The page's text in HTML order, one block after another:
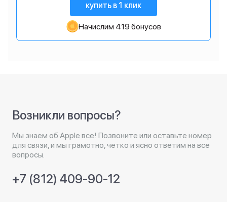
купить в 1 клик
Начислим 419 бонусов
Возникли вопросы?
Мы знаем об Apple все! Позвоните или оставьте номер
для связи, и мы грамотно, четко и ясно ответим на все
вопросы.
+7 (812) 409-90-12